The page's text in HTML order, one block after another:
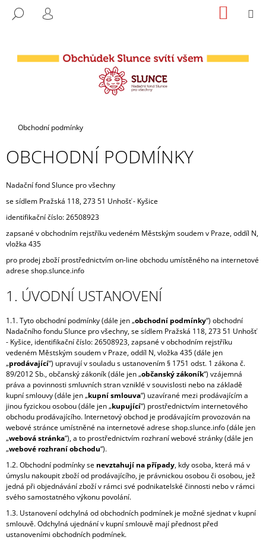
HLEDAT
PŘIHLÁŠENÍ KOŠÍK
Domů
Obchodní podmínky
OBCHODNÍ PODMÍNKY
Nadační fond Slunce pro všechny
se sídlem Pražská 118, 273 51 Unhošť - Kyšice
identifikační číslo: 26508923
zapsané v obchodním rejstříku vedeném Městským soudem v Praze, oddíl N,
vložka 435
pro prodej zboží prostřednictvím on-line obchodu umístěného na internetové
adrese shop.slunce.info
1. ÚVODNÍ USTANOVENÍ
1.1. Tyto obchodní podmínky (dále jen „obchodní podmínky“) obchodní
Nadačního fondu Slunce pro všechny, se sídlem Pražská 118, 273 51 Unhošť
- Kyšice, identifikační číslo: 26508923, zapsané v obchodním rejstříku
vedeném Městským soudem v Praze, oddíl N, vložka 435(dále jen
„prodávající“) upravují v souladu s ustanovením § 1751 odst. 1 zákona č.
89/2012 Sb., občanský zákoník (dále jen „občanský zákoník“) vzájemná
práva a povinnosti smluvních stran vzniklé v souvislosti nebo na základě
kupní smlouvy (dále jen „kupní smlouva“) uzavírané mezi prodávajícím a
jinou fyzickou osobou (dále jen „kupující“) prostřednictvím internetového
obchodu prodávajícího. Internetový obchod je prodávajícím provozován na
webové stránce umístněné na internetové adrese shop.slunce.info (dále jen
„webová stránka“), a to prostřednictvím rozhraní webové stránky (dále jen
„webové rozhraní obchodu“).
1.2. Obchodní podmínky se nevztahují na případy, kdy osoba, která má v
úmyslu nakoupit zboží od prodávajícího, je právnickou osobou či osobou, jež
jedná při objednávání zboží v rámci své podnikatelské činnosti nebo v rámci
svého samostatného výkonu povolání.
1.3. Ustanovení odchylná od obchodních podmínek je možné sjednat v kupní
smlouvě. Odchylná ujednání v kupní smlouvě mají přednost před
ustanoveními obchodních podmínek.
C
T
E
U
J
E
T
E
N
T
?
HLEDAT